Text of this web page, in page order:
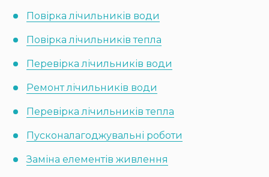
Повірка лічильників води
Повірка лічильників тепла
Перевірка лічильників води
Ремонт лічильників води
Перевірка лічильників тепла
Пусконалагоджувальні роботи
Заміна елементів живлення